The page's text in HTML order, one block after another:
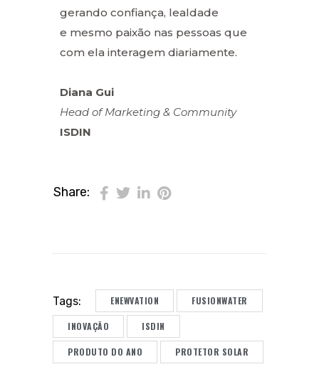
gerando confiança, lealdade
e mesmo paixão nas pessoas que
com ela interagem diariamente.
Diana Gui
Head of Marketing & Community
ISDIN
Share:
Tags: ENEWVATION FUSIONWATER
INOVAÇÃO ISDIN
PRODUTO DO ANO PROTETOR SOLAR